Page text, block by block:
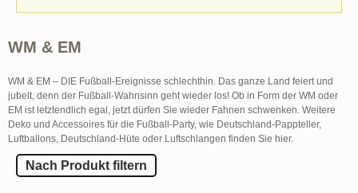
WM & EM
WM & EM – DIE Fußball-Ereignisse schlechthin. Das ganze Land feiert und
jubelt, denn der Fußball-Wahnsinn geht wieder los! Ob in Form der WM oder
EM ist letztendlich egal, jetzt dürfen Sie wieder Fahnen schwenken. Weitere
Deko und Accessoires für die Fußball-Party, wie Deutschland-Pappteller,
Luftballons, Deutschland-Hüte oder Luftschlangen finden Sie hier.
Nach Produkt filtern